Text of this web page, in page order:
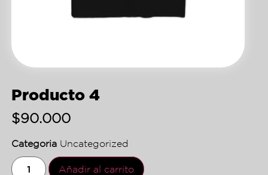
Producto 4
$90.000
Categoria Uncategorized
Añadir al carrito